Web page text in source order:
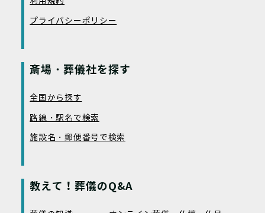
プライバシーポリシー
斎場・葬儀社を探す
全国から探す
路線・駅名で検索
施設名・郵便番号で検索
教えて！葬儀のQ&A